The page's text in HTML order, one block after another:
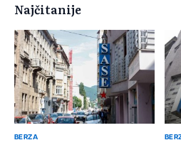
Najčitanije
BERZA